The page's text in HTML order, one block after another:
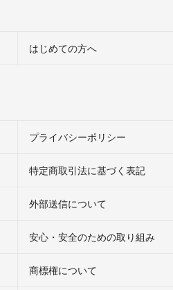
はじめての方へ
プライバシーポリシー
特定商取引法に基づく表記
外部送信について
安心・安全のための取り組み
商標権について